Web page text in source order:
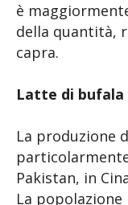
è
della quantità,
capra.
Latte di bufala
La produzione
Pakistan, in
La